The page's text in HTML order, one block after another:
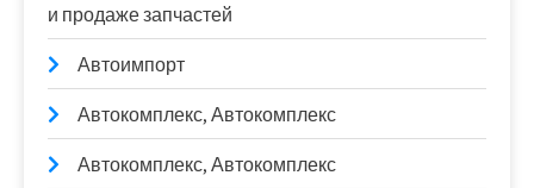
и продаже запчастей
Автоимпорт
Автокомплекс, Автокомплекс
Автокомплекс, Автокомплекс